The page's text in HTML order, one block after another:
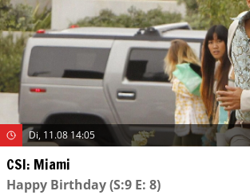
Di, 11.08 14:05
CSI: Miami
Happy Birthday(S:9 E: 8)